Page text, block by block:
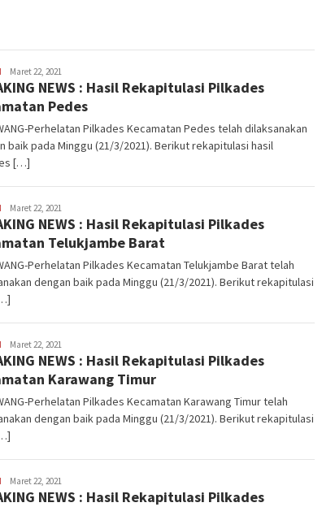
Latifudin
Manaf
Maret 22, 2021
NEWS : Hasil Rekapitulasi Pilkades
Pedes
Perhelatan Pilkades Kecamatan Pedes telah dilaksanakan
baik pada Minggu (21/3/2021). Berikut rekapitulasi hasil
[…]
Latifudin
Manaf
Maret 22, 2021
NEWS : Hasil Rekapitulasi Pilkades
Telukjambe Barat
Perhelatan Pilkades Kecamatan Telukjambe Barat telah
dengan baik pada Minggu (21/3/2021). Berikut rekapitulasi
Latifudin
Manaf
Maret 22, 2021
NEWS : Hasil Rekapitulasi Pilkades
Karawang Timur
Perhelatan Pilkades Kecamatan Karawang Timur telah
dengan baik pada Minggu (21/3/2021). Berikut rekapitulasi
Latifudin
Manaf
Maret 22, 2021
NEWS : Hasil Rekapitulasi Pilkades